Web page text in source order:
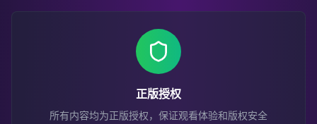
正版授权
所有内容均为正版授权，保证观看体验和版权安全